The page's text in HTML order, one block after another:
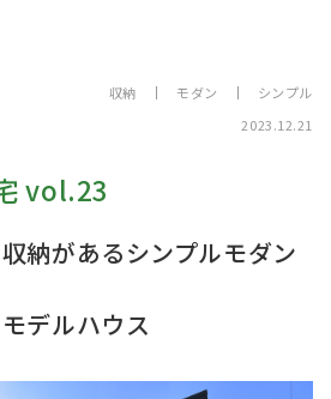
収納 モダン
シンプル
2023.12.21
vol.23
納があるシンプルモダン
デルハウス